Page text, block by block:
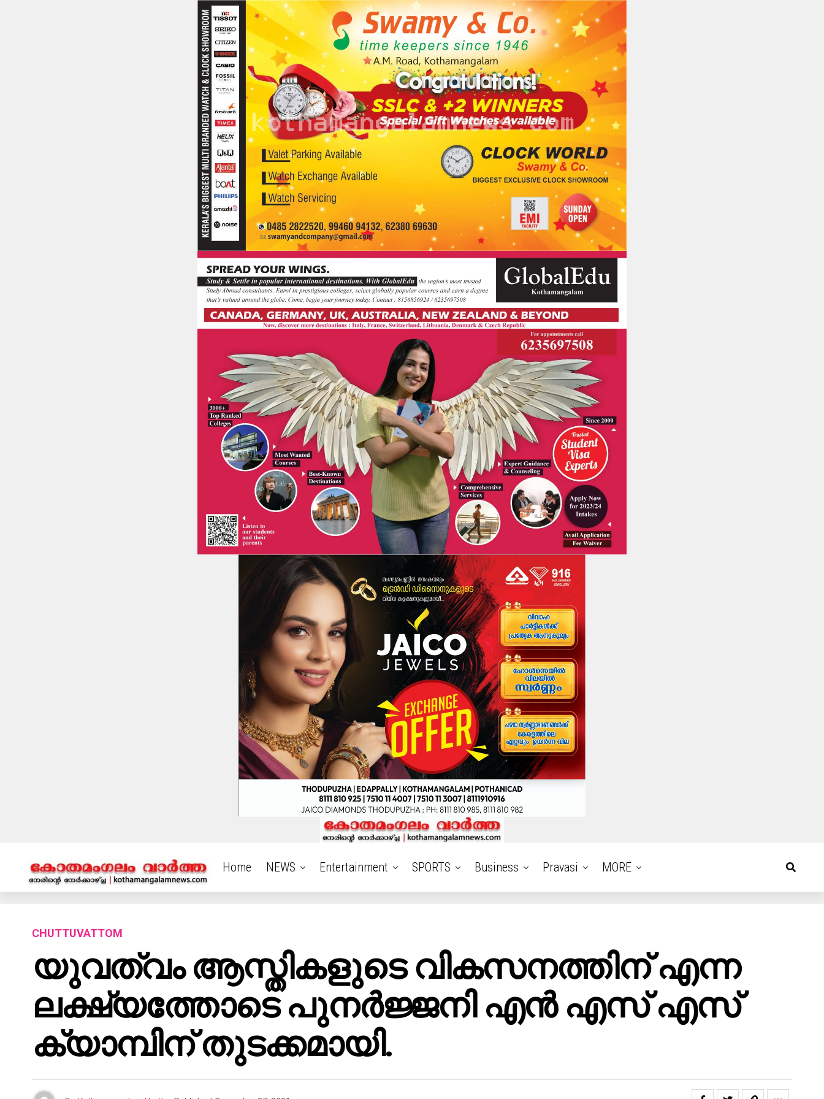
Home NEWS Entertainment SPORTS Business Pravasi MORE
CHUTTUVATTOM
യുവത്വം ആസ്തികളുടെ വികസനത്തിന് എന്ന
ലക്ഷ്യത്തോടെ പുനർജ്ജനി എൻ എസ്‌ എസ്‌
ക്യാമ്പിന് തുടക്കമായി.